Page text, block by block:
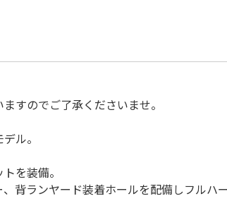
すのでご了承くださいませ。
ル。
を装備。
ランヤード装着ホールを配備しフルハー